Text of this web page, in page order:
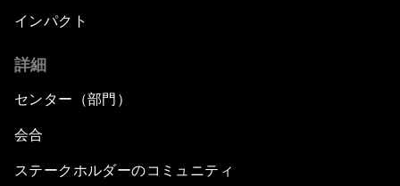
インパクト
詳細
センター（部門）
会合
ステークホルダーのコミュニティ